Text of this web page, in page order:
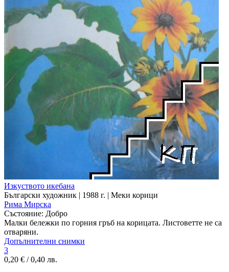
Изкуството икебана
Български художник | 1988 г. | Меки корици
Рима Мирска
Състояние: Добро
Малки бележки по горния гръб на корицата. Листоветте не са
отваряни.
Допълнителни снимки
3
0,20 € / 0,40 лв.